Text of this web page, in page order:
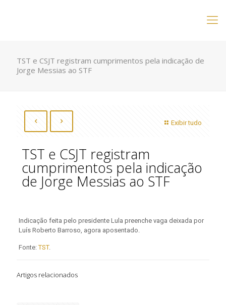
TST e CSJT registram cumprimentos pela indicação de
Jorge Messias ao STF
Exibir tudo
TST e CSJT registram
cumprimentos pela indicação
de Jorge Messias ao STF
Indicação feita pelo presidente Lula preenche vaga deixada por
Luís Roberto Barroso, agora aposentado.
Fonte:TST.
Artigos relacionados